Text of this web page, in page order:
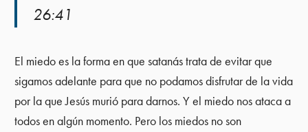
26:41
El miedo es la forma en que satanás trata de evitar que
sigamos adelante para que no podamos disfrutar de la vida
por la que Jesús murió para darnos. Y el miedo nos ataca a
todos en algún momento. Pero los miedos no son